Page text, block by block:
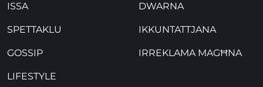
ISSA
SPETTAKLU
GOSSIP
LIFESTYLE
DWARNA
IKKUNTATTJANA
IRREKLAMA MAGĦNA